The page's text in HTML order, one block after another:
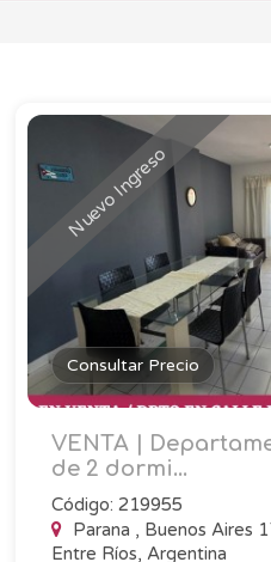
Nuevo Ingreso
Consultar Precio
VENTA |
de 2 dormi...
Código: 219955
Parana , Buenos Aires
Entre Ríos, Argentina